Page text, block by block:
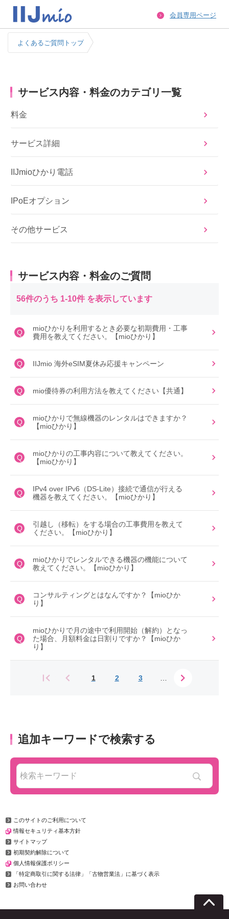
会員専用ページ
サービス内容・料金のカテゴリ一覧
料金
サービス詳細
IIJmioひかり電話
IPoEオプション
その他サービス
サービス内容・料金のご質問
56件のうち 1-10件 を表示しています
Q
mioひかりを利用するとき必要な初期費用・工事
費用を教えてください。【mioひかり】
Q IIJmio 海外eSIM夏休み応援キャンペーン
Q mio優待券の利用方法を教えてください【共通】
Q
mioひかりで無線機器のレンタルはできますか？
【mioひかり】
Q
mioひかりの工事内容について教えてください。
【mioひかり】
Q
IPv4 over IPv6（DS-Lite）接続で通信が行える
機器を教えてください。【mioひかり】
Q
引越し（移転）をする場合の工事費用を教えて
ください。【mioひかり】
Q
mioひかりでレンタルできる機器の機能について
教えてください。【mioひかり】
Q
コンサルティングとはなんですか？【mioひか
り】
Q
mioひかりで月の途中で利用開始（解約）となっ
た場合、月額料金は日割りですか？【mioひか
り】
1 2 3
追加キーワードで検索する
よくあるご質問トップ
このサイトのご利用について
情報セキュリティ基本方針
サイトマップ
初期契約解除について
個人情報保護ポリシー
「特定商取引に関する法律」「古物営業法」に基づく表示
お問い合わせ